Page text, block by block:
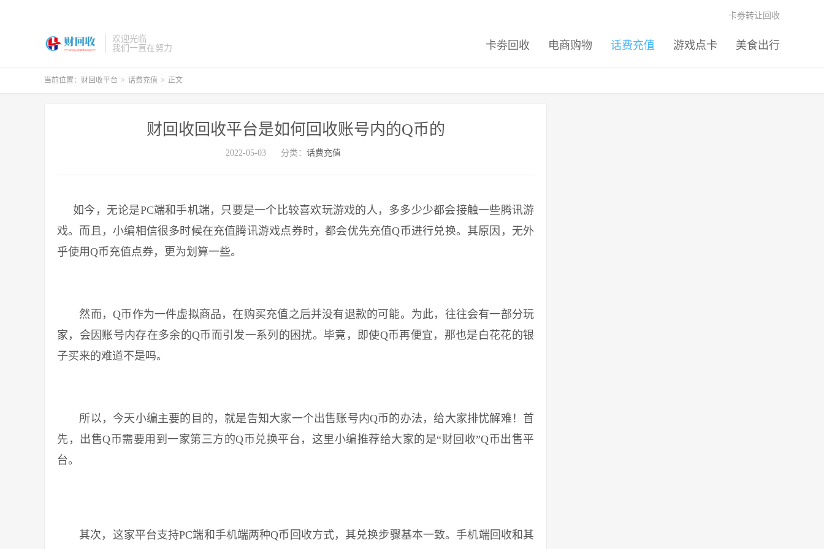
欢迎光临
我们一直在努力
卡劵回收 电商购物 话费充值 游戏点卡 美食出行
卡劵转让回收
当前位置： 财回收平台 > 话费充值 > 正文
财回收回收平台是如何回收账号内的Q币的
2022-05-03 分类： 话费充值
如今，无论是PC端和手机端，只要是一个比较喜欢玩游戏的人，多多少少都会接触一些腾讯游
戏。而且，小编相信很多时候在充值腾讯游戏点券时，都会优先充值Q币进行兑换。其原因，无外
乎使用Q币充值点券，更为划算一些。
然而，Q币作为一件虚拟商品，在购买充值之后并没有退款的可能。为此，往往会有一部分玩
家，会因账号内存在多余的Q币而引发一系列的困扰。毕竟，即使Q币再便宜，那也是白花花的银
子买来的难道不是吗。
所以，今天小编主要的目的，就是告知大家一个出售账号内Q币的办法，给大家排忧解难！首
先，出售Q币需要用到一家第三方的Q币兑换平台，这里小编推荐给大家的是“财回收”Q币出售平
台。
其次，这家平台支持PC端和手机端两种Q币回收方式，其兑换步骤基本一致。手机端回收和其